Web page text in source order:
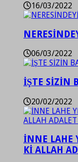
16/03/2022
06/03/2022
İŞTE SİZİN
20/02/2022
İNNE LAHE
Kİ ALLAH